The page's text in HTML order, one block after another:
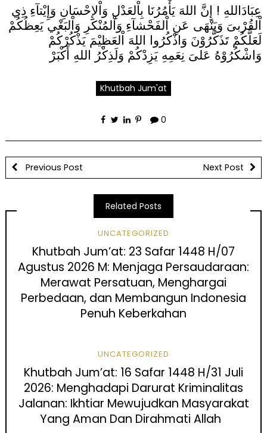
عِبَادَاللهِ ! إِنَّ اللهَ يَأْمُرُنَا بِاْلعَدْلِ وَاْلإِحْسَانِ وَإِيْتآءِ ذِي
اْلقُرْبىَ وَيَنْهَى عَنِ اْلفَحْشآءِ وَاْلمُنْكَرِ وَاْلبَغْي يَعِظُكُمْ
لَعَلَّكُمْ تَذَكَّرُوْنَ وَاذْكُرُوا اللهَ اْلعَظِيْمَ يَذْكُرْكُمْ
وَاشْكُرُوْهُ عَلىَ نِعَمِهِ يَزِدْكُمْ وَلَذِكْرُ اللهِ أَكْبَرْ
Khutbah Jum'at
0
Previous Post Next Post
Related Posts
UNCATEGORIZED
Khutbah Jum’at: 23 Safar 1448 H/07
Agustus 2026 M: Menjaga Persaudaraan:
Merawat Persatuan, Menghargai
Perbedaan, dan Membangun Indonesia
Penuh Keberkahan
UNCATEGORIZED
Khutbah Jum’at: 16 Safar 1448 H/31 Juli
2026: Menghadapi Darurat Kriminalitas
Jalanan: Ikhtiar Mewujudkan Masyarakat
Yang Aman Dan Dirahmati Allah